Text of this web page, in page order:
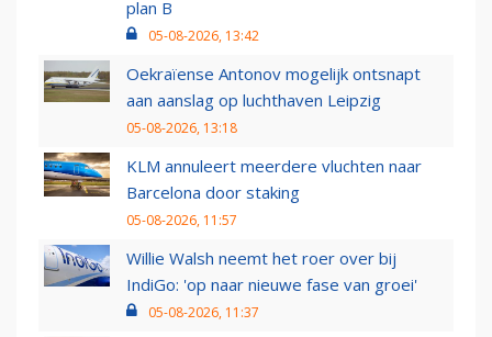
plan B
05-08-2026, 13:42
Oekraïense Antonov mogelijk ontsnapt
aan aanslag op luchthaven Leipzig
05-08-2026, 13:18
KLM annuleert meerdere vluchten naar
Barcelona door staking
05-08-2026, 11:57
Willie Walsh neemt het roer over bij
IndiGo: 'op naar nieuwe fase van groei'
05-08-2026, 11:37